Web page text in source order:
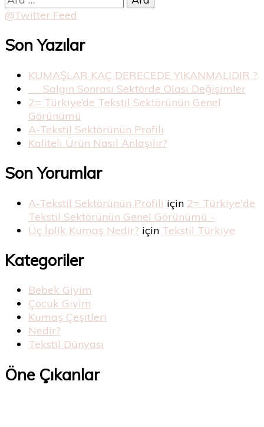
@Twitter Feed
Son Yazılar
KUMAŞLAR KAÇ DERECEDE YIKANMALIDIR ?
Salgın Sonrası Sektörde Olası Değişimler
2= Türkiye’de Tekstil Sektörünün Genel
Görünümü
A-Tekstil Sektörünün Profili
Kaliteli Ürün Nasıl Anlaşılır?
Son Yorumlar
A-Tekstil Sektörünün Profili için 2= Türkiye'de
Tekstil Sektörünün Genel Görünümü -
Üç İplik Kumaş Nedir? için Tekstil Türkiye
Kategoriler
Bebek Giyim
Çocuk Giyim
Kumaş Çeşitleri
Nedir?
Tekstil Dünyası
Öne Çıkanlar